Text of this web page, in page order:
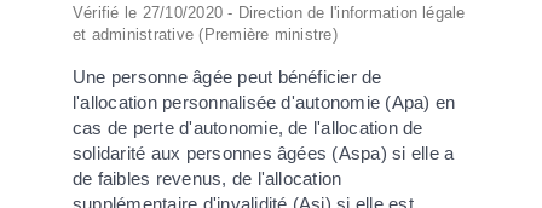
Vérifié le 27/10/2020 - Direction de l'information légale
et administrative (Première ministre)
Une personne âgée peut bénéficier de
l'allocation personnalisée d'autonomie (Apa) en
cas de perte d'autonomie, de l'allocation de
solidarité aux personnes âgées (Aspa) si elle a
de faibles revenus, de l'allocation